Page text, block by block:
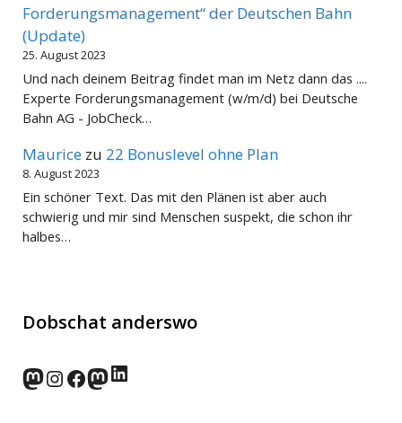
Forderungsmanagement“ der Deutschen Bahn
(Update)
25. August 2023
Und nach deinem Beitrag findet man im Netz dann das ....
Experte Forderungsmanagement (w/m/d) bei Deutsche
Bahn AG - JobCheck…
Maurice zu 22 Bonuslevel ohne Plan
8. August 2023
Ein schöner Text. Das mit den Plänen ist aber auch
schwierig und mir sind Menschen suspekt, die schon ihr
halbes…
Dobschat anderswo
norden.social
Instagram
Facebook
wp-punks.social
LinkedIn